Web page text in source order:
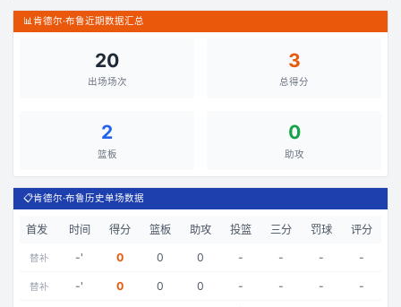
📊肯德尔·布鲁近期数据汇总
20
出场场次
3
总得分
2
篮板
0
助攻
📋肯德尔·布鲁历史单场数据
首发 时间 得分 篮板 助攻 投篮 三分 罚球 评分
替补 -' 0 0 0 - - - -
替补 -' 0 0 0 - - - -